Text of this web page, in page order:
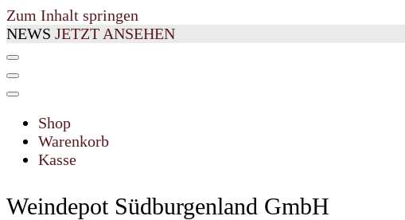
Zum Inhalt springen
NEWS JETZT ANSEHEN
Shop
Warenkorb
Kasse
Weindepot Südburgenland GmbH